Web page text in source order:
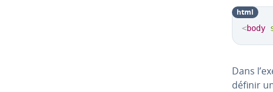
<body
html
Dans
définir